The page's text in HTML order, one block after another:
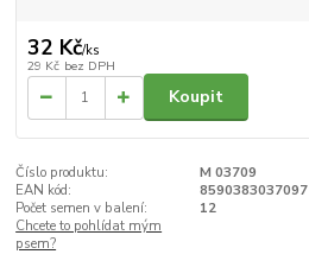
32 Kč/ks
29 Kč bez DPH
Koupit
Číslo produktu:
M 03709
EAN kód:
8590383037097
Počet semen v balení:
12
Chcete to pohlídat mým
psem?